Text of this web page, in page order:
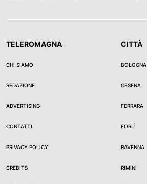
TELEROMAGNA
CHI SIAMO
REDAZIONE
ADVERTISING
CONTATTI
PRIVACY POLICY
CREDITS
CITTÀ
BOLOGNA
CESENA
FERRARA
FORLÌ
RAVENNA
RIMINI